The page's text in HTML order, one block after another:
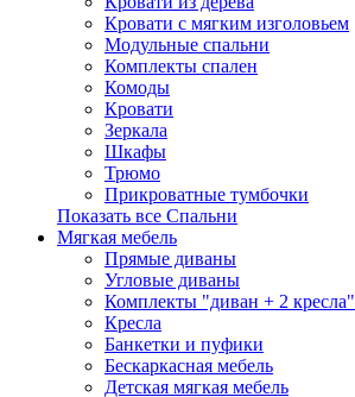
Кровати с мягким изголовьем
Модульные спальни
Комплекты спален
Комоды
Кровати
Зеркала
Шкафы
Трюмо
Прикроватные тумбочки
Показать все Спальни
Мягкая мебель
Прямые диваны
Угловые диваны
Комплекты "диван + 2 кресла"
Кресла
Банкетки и пуфики
Бескаркасная мебель
Детская мягкая мебель